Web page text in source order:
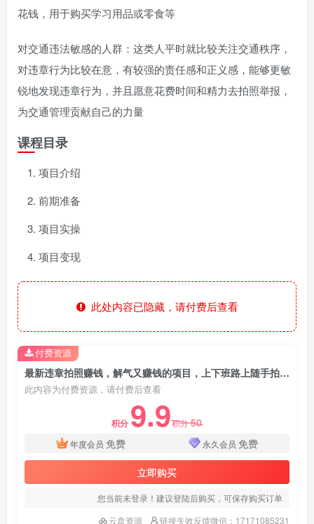
花钱，用于购买学习用品或零食等
对交通违法敏感的人群：这类人平时就比较关注交通秩序，
对违章行为比较在意，有较强的责任感和正义感，能够更敏
锐地发现违章行为，并且愿意花费时间和精力去拍照举报，
为交通管理贡献自己的力量
课程目录
项目介绍
前期准备
项目实操
项目变现
此处内容已隐藏，请付费后查看
最新违章拍照赚钱，解气又赚钱的项目，上下班路上随手拍一拍，轻松收入300+，悄悄的闷声发大财，操作简单，收益稳！
此内容为付费资源，请付费后查看
积分 9.9积分50
年度会员 免费 永久会员 免费
立即购买
您当前未登录！建议登陆后购买，可保存购买订单
云盘资源
链接失效反馈微信：17171085231
付费资源